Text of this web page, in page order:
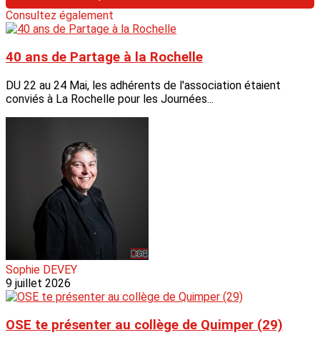
Consultez également
40 ans de Partage à la Rochelle
DU 22 au 24 Mai, les adhérents de l'association étaient
conviés à La Rochelle pour les Journées...
Sophie DEVEY
9 juillet 2026
OSE te présenter au collège de Quimper (29)